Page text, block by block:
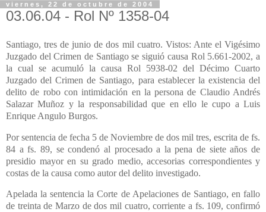
viernes, 22 de octubre de 2004
03.06.04 - Rol Nº 1358-04
Santiago, tres de junio de dos mil cuatro. Vistos: Ante el Vigésimo
Juzgado del Crimen de Santiago se siguió causa Rol 5.661-2002, a
la cual se acumuló la causa Rol 5938-02 del Décimo Cuarto
Juzgado del Crimen de Santiago, para establecer la existencia del
delito de robo con intimidación en la persona de Claudio Andrés
Salazar Muñoz y la responsabilidad que en ello le cupo a Luis
Enrique Angulo Burgos.
Por sentencia de fecha 5 de Noviembre de dos mil tres, escrita de fs.
84 a fs. 89, se condenó al procesado a la pena de siete años de
presidio mayor en su grado medio, accesorias correspondientes y
costas de la causa como autor del delito investigado.
Apelada la sentencia la Corte de Apelaciones de Santiago, en fallo
de treinta de Marzo de dos mil cuatro, corriente a fs. 109, confirmó